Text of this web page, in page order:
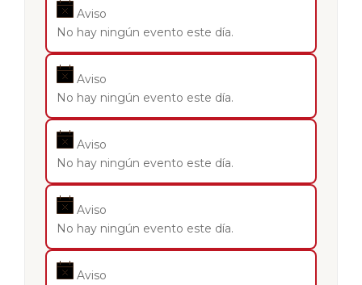
Aviso
No hay ningún evento este día.
Aviso
No hay ningún evento este día.
Aviso
No hay ningún evento este día.
Aviso
No hay ningún evento este día.
Aviso